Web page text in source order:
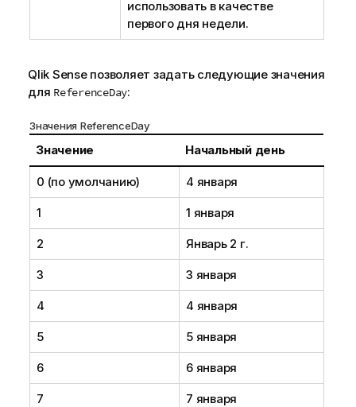
использовать в качестве
первого дня недели.
Qlik Senseпозволяет задать следующие значения
для ReferenceDay:
Значения ReferenceDay
Значение Начальный день
0 (по умолчанию) 4 января
1 1 января
2 Январь 2 г.
3 3 января
4 4 января
5 5 января
6 6 января
7 7 января